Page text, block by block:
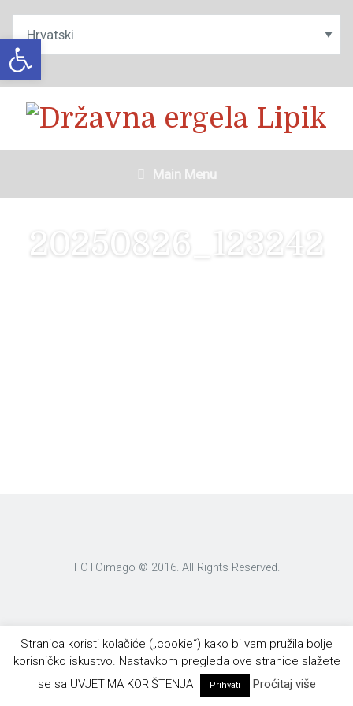
Main Menu
20250826_123242
FOTOimago © 2016. All Rights Reserved.
Stranica koristi kolačiće („cookie“) kako bi vam pružila bolje
korisničko iskustvo. Nastavkom pregleda ove stranice slažete
se sa UVJETIMA KORIŠTENJA
Prihvati Proćitaj više
Open toolbar